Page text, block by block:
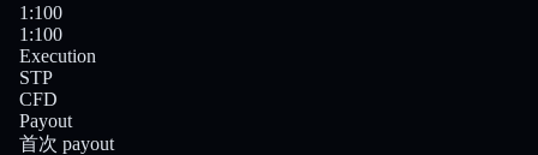
1:100
1:100
Execution
STP
CFD
Payout
首次 payout